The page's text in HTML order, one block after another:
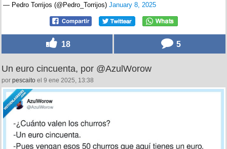
— Pedro Torrijos (@Pedro_Torrijos) January 8, 2025
18 5
Un euro cincuenta, por @AzulWorow
por pescaito el 9 ene 2025, 13:38